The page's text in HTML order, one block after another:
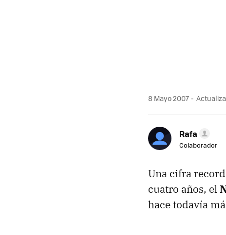
8 Mayo 2007
Rafa
Colaborador
Una cifra
cuatro años, el
hace todavía